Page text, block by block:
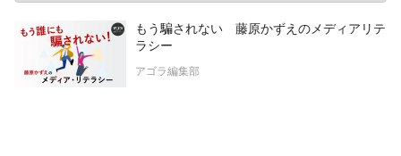
もう騙されない 藤原かずえのメディアリテ
ラシー
アゴラ編集部